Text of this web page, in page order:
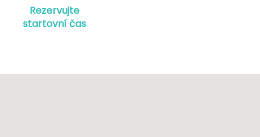
Rezervujte
startovní čas